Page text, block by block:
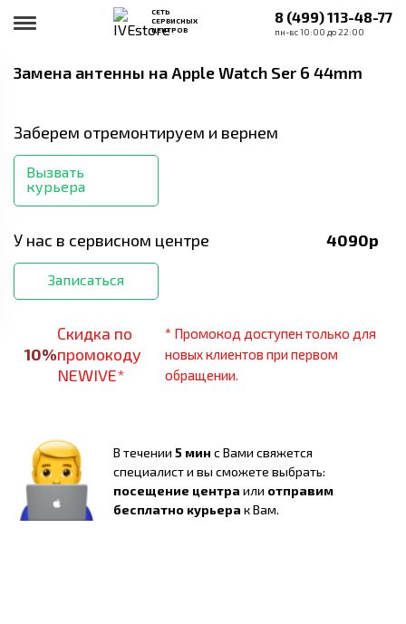
СЕТЬ
СЕРВИСНЫХ
ЦЕНТРОВ
8 (499) 113-48-77
пн-вс 10:00 до 22:00
Замена антенны на Apple Watch Ser 6 44mm
Заберем отремонтируем и вернем
Вызвать
курьера
У нас в сервисном центре 4090р
Записаться
10%
Скидка по
промокоду
NEWIVE*
* Промокод доступен только для
новых клиентов при первом
обращении.
В течении 5 мин с Вами свяжется
специалист и вы сможете выбрать:
посещение центра или отправим
бесплатно курьера к Вам.